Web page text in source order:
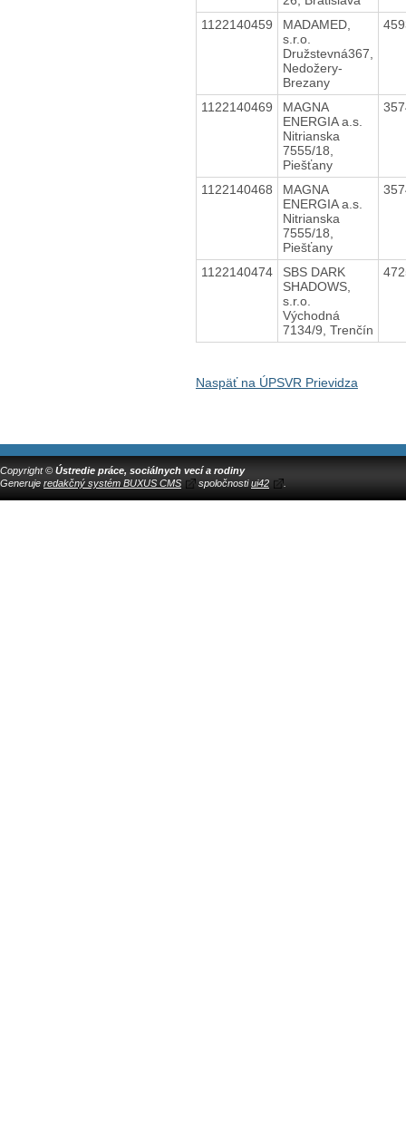
1122140459
MADAMED,
s.r.o.
Družstevná367,
Nedožery-
Brezany
1122140469
MAGNA
ENERGIA a.s.
Nitrianska
7555/18,
Piešťany
1122140468
MAGNA
ENERGIA a.s.
Nitrianska
7555/18,
Piešťany
1122140474
SBS DARK
SHADOWS,
s.r.o.
Východná
7134/9, Trenčín
Naspäť na ÚPSVR Prievidza
Copyright © Ústredie práce, sociálnych vecí a rodiny
Generuje redakčný systém BUXUS CMS spoločnostiui42